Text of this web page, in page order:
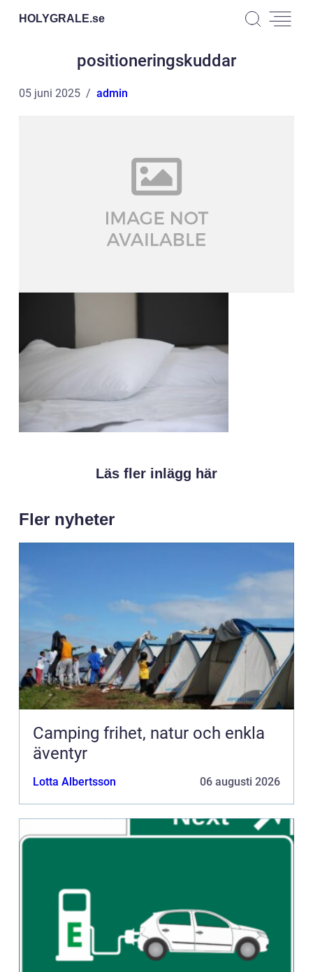
HOLYGRALE.se
positioneringskuddar
05 juni 2025 admin
Läs fler inlägg här
Fler nyheter
Camping frihet, natur och enkla
äventyr
Lotta Albertsson 06 augusti 2026